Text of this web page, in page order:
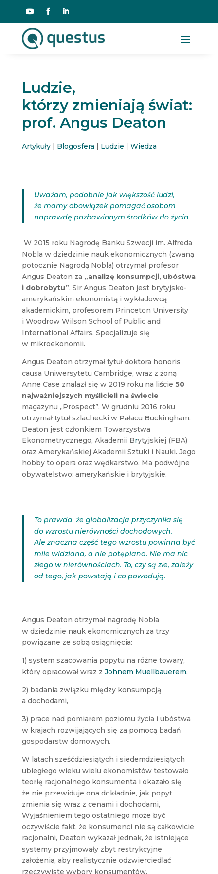
Ludzie,
którzy zmieniają świat:
prof. Angus Deaton
Artykuły| Blogosfera | Ludzie | Wiedza
Uważam, podobnie jak większość ludzi,
że mamy obowiązek pomagać osobom
naprawdę pozbawionym środków do życia.
W 2015 roku Nagrodę Banku Szwecji im. Alfreda
Nobla w dziedzinie nauk ekonomicznych (zwaną
potocznie Nagrodą Nobla) otrzymał profesor
Angus Deaton za „analizę konsumpcji, ubóstwa
i dobrobytu”. Sir Angus Deaton jest brytyjsko-
amerykańskim ekonomistą i wykładowcą
akademickim, profesorem Princeton University
i Woodrow Wilson School of Public and
International Affairs. Specjalizuje się
w mikroekonomii.
Angus Deaton otrzymał tytuł doktora honoris
causa Uniwersytetu Cambridge, wraz z żoną
Anne Case znalazł się w 2019 roku na liście 50
najważniejszych myślicieli na świecie
magazynu „Prospect”. W grudniu 2016 roku
otrzymał tytuł szlachecki w Pałacu Buckingham.
Deaton jest członkiem Towarzystwa
Ekonometrycznego, Akademii Brytyjskiej (FBA)
oraz Amerykańskiej Akademii Sztuki i Nauki. Jego
hobby to opera oraz wędkarstwo. Ma podwójne
obywatelstwo: amerykańskie i brytyjskie.
To prawda, że globalizacja przyczyniła się
do wzrostu nierówności dochodowych.
Ale znaczna część tego wzrostu powinna być
mile widziana, a nie potępiana. Nie ma nic
złego w nierównościach. To, czy są złe, zależy
od tego, jak powstają i co powodują.
Angus Deaton otrzymał nagrodę Nobla
w dziedzinie nauk ekonomicznych za trzy
powiązane ze sobą osiągnięcia:
1) system szacowania popytu na różne towary,
który opracował wraz z Johnem Muellbauerem,
2) badania związku między konsumpcją
a dochodami,
3) prace nad pomiarem poziomu życia i ubóstwa
w krajach rozwijających się za pomocą badań
gospodarstw domowych.
W latach sześćdziesiątych i siedemdziesiątych
ubiegłego wieku wielu ekonomistów testowało
teorię racjonalnego konsumenta i okazało się,
że nie przewiduje ona dokładnie, jak popyt
zmienia się wraz z cenami i dochodami,
Wyjaśnieniem tego ostatniego może być
oczywiście fakt, że konsumenci nie są całkowicie
racjonalni, Deaton wykazał jednak, że istniejące
systemy przyjmowały zbyt restrykcyjne
założenia, aby realistycznie odzwierciedlać
rzeczywiste wybory konsumentów.